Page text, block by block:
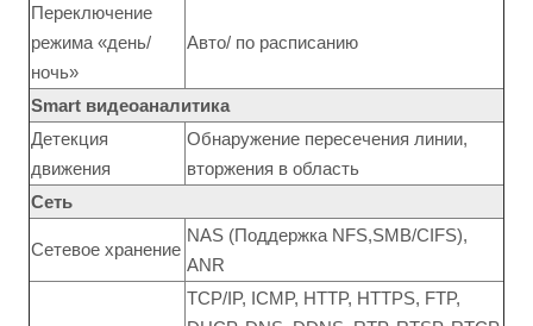
Переключение
режима «день/
ночь»
Авто/ по расписанию
Smart видеоаналитика
Детекция
движения
Обнаружение пересечения линии,
вторжения в область
Сеть
Сетевое хранение
NAS (Поддержка NFS,SMB/CIFS),
ANR
TCP/IP, ICMP, HTTP, HTTPS, FTP,